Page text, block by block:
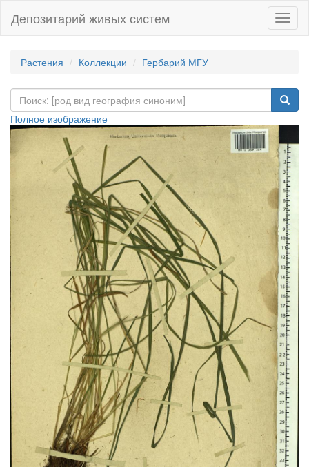
Депозитарий живых систем
Растения Коллекции Гербарий МГУ
Полное изображение